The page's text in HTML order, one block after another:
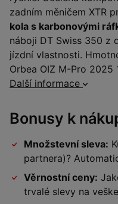
zadním měničem XTR
kola s karbonovými
náboji DT Swiss 350 z
jízdní vlastnosti.
Orbea OIZ M-Pro 2025
Další informace
Bonusy k
Množstevní sleva:
partnera)?
Věrnostní ceny:
trvalé slevy na